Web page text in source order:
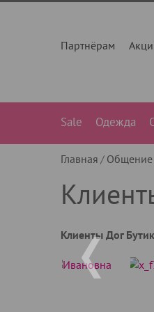
Партнёрам
Sale Одежда
Главная Общение
Клиенты Дог Бутик